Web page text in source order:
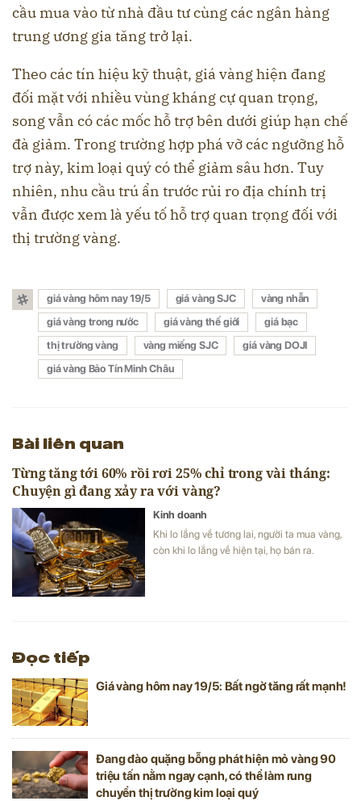
cầu mua vào từ nhà đầu tư cùng các ngân hàng
trung ương gia tăng trở lại.
Theo các tín hiệu kỹ thuật, giá vàng hiện đang
đối mặt với nhiều vùng kháng cự quan trọng,
song vẫn có các mốc hỗ trợ bên dưới giúp hạn chế
đà giảm. Trong trường hợp phá vỡ các ngưỡng hỗ
trợ này, kim loại quý có thể giảm sâu hơn. Tuy
nhiên, nhu cầu trú ẩn trước rủi ro địa chính trị
vẫn được xem là yếu tố hỗ trợ quan trọng đối với
thị trường vàng.
giá vàng hôm nay 19/5 giá vàng SJC
vàng nhẫn
giá vàng trong nước
giá vàng thế giới
giá bạc
thị trường vàng
vàng miếng SJC
giá vàng DOJI
giá vàng Bảo Tín Minh Châu
Bài liên quan
Từng tăng tới 60% rồi rơi 25% chỉ trong vài tháng:
Chuyện gì đang xảy ra với vàng?
Kinh doanh
Khi lo lắng về tương lai, người ta mua vàng,
còn khi lo lắng về hiện tại, họ bán ra.
Đọc tiếp
Giá vàng hôm nay 19/5: Bất ngờ tăng rất mạnh!
Đang đào quặng bỗng phát hiện mỏ vàng 90
triệu tấn nằm ngay cạnh, có thể làm rung
chuyển thị trường kim loại quý